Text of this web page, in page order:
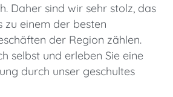
Daher sind wir sehr stolz, das
zu einem der besten
der Region zählen.
selbst und erleben Sie eine
durch unser geschultes